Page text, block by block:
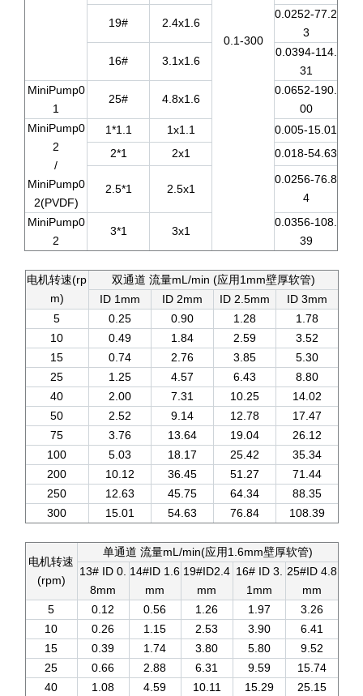
0.1-300
19# 2.4x1.6
0.0252-77.2
3
16# 3.1x1.6
0.0394-114.
31
MiniPump0
1
25# 4.8x1.6
0.0652-190.
00
MiniPump0
2
/
MiniPump0
2(PVDF)
1*1.1 1x1.1
0.005-15.01
2*1
2x1 0.018-54.63
2.5*1 2.5x1
0.0256-76.8
4
MiniPump0
2
3*1 3x1
0.0356-108.
39
电机转速(rp
m)
双通道 流量mL/min (应用1mm壁厚软管)
ID 1mm
ID 2mm ID 2.5mm
ID 3mm
5
0.25 0.90 1.28
1.78
10
0.49 1.84 2.59
3.52
15
0.74 2.76 3.85
5.30
25
1.25 4.57 6.43
8.80
40
2.00 7.31 10.25
14.02
50
2.52 9.14 12.78
17.47
75
3.76 13.64 19.04
26.12
100
5.03 18.17 25.42
35.34
200
10.12 36.45 51.27
71.44
250
12.63 45.75 64.34
88.35
300
15.01 54.63 76.84 108.39
电机转速
(rpm)
单通道 流量mL/min(应用1.6mm壁厚软管)
13# ID 0.
8mm
14#ID 1.6
mm
19#ID2.4
mm
16# ID 3.
1mm
25#ID 4.8
mm
5
0.12 0.56 1.26 1.97
3.26
10
0.26 1.15 2.53 3.90
6.41
15
0.39 1.74 3.80 5.80
9.52
25
0.66 2.88 6.31 9.59
15.74
40
1.08 4.59 10.11 15.29
25.15